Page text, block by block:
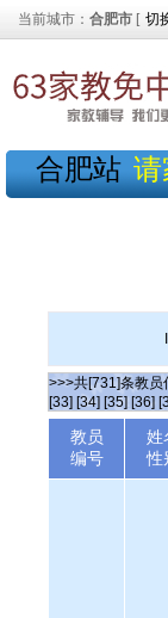
当前城市： 合肥市 [ 切
合肥站 请
>>>共[731]条教员
[33] [34] [35] [36]
教员
编号
姓
性